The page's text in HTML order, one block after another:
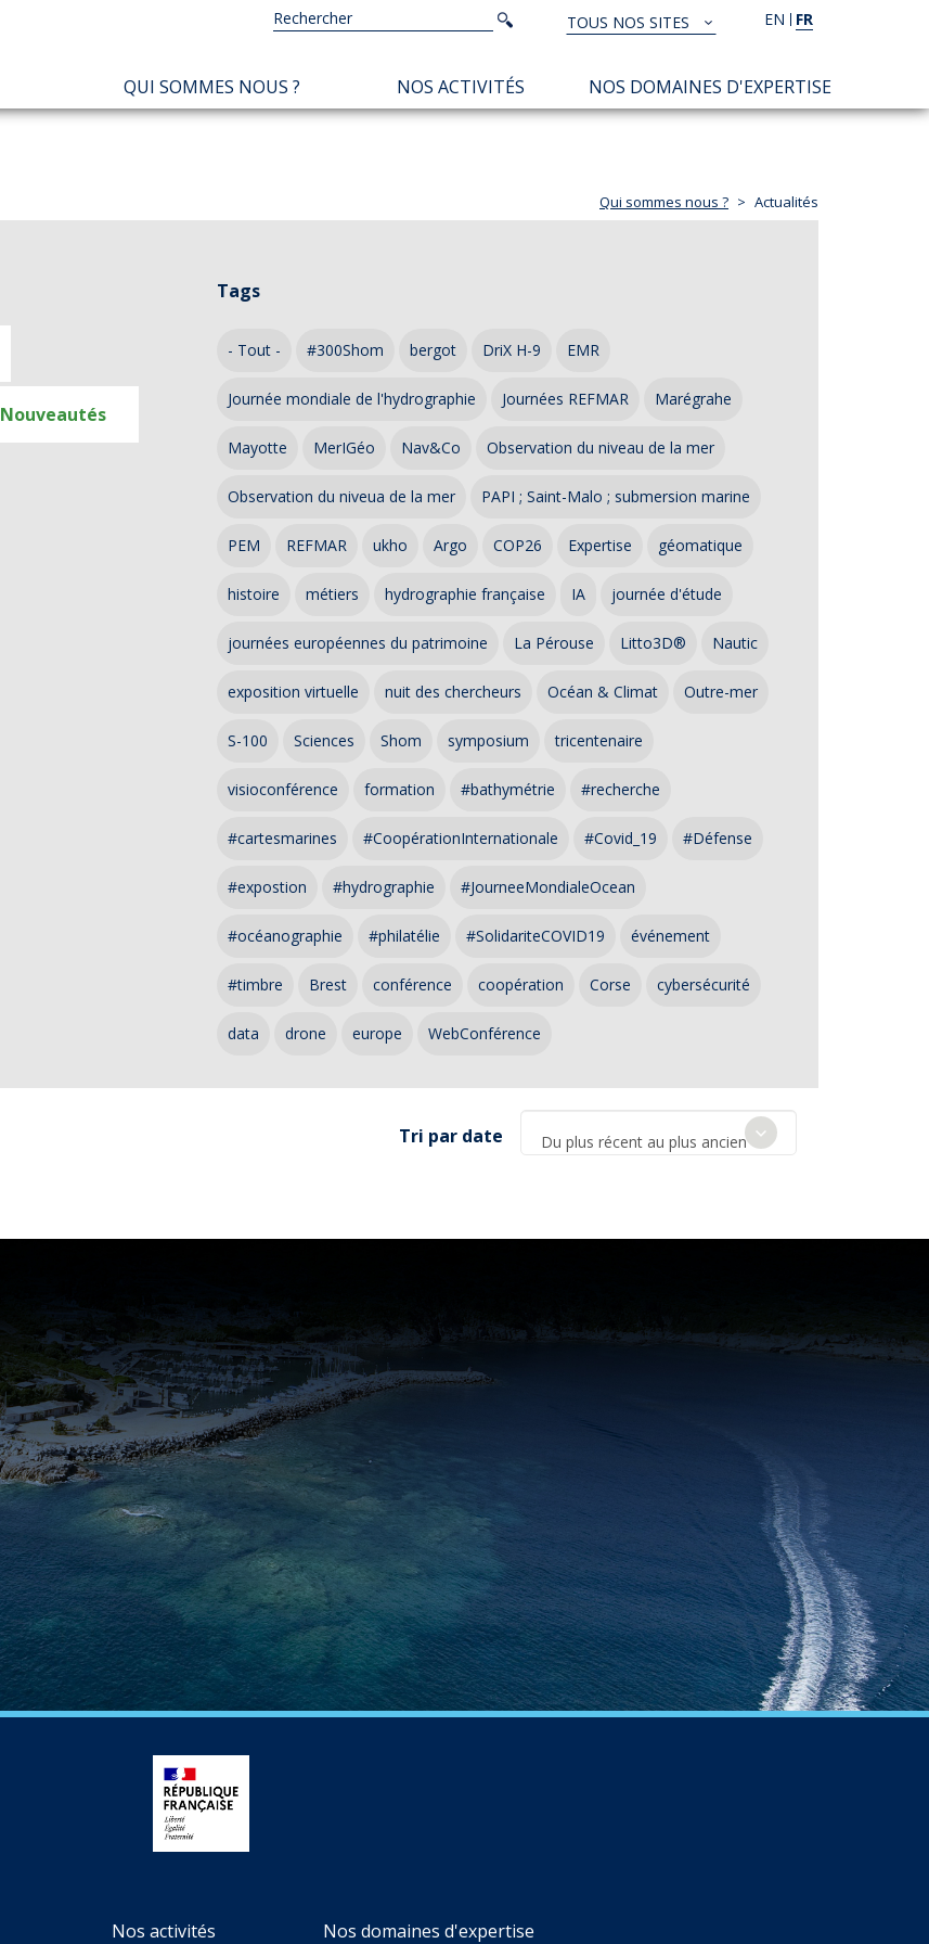
EN FR
TOUS
NOS
SITES
TOUS NOS SITES
Rechercher
Rechercher
NAVIGATION
PRINCIPALE
QUI SOMMES NOUS ? NOS ACTIVITÉS NOS DOMAINES D'EXPERTISE
Qui sommes nous ? Actualités
Nouveautés
Tags
- Tout - #300Shom bergot DriX H-9 EMR
Journée mondiale de l'hydrographie Journées REFMAR Marégrahe
Mayotte MerIGéo Nav&Co Observation du niveau de la mer
Observation du niveua de la mer PAPI ; Saint-Malo ; submersion marine
PEM REFMAR ukho Argo COP26 Expertise géomatique
histoire métiers hydrographie française IA journée d'étude
journées européennes du patrimoine La Pérouse Litto3D® Nautic
exposition virtuelle nuit des chercheurs Océan & Climat Outre-mer
S-100 Sciences Shom symposium tricentenaire
visioconférence formation #bathymétrie #recherche
#cartesmarines #CoopérationInternationale #Covid_19 #Défense
#expostion #hydrographie #JourneeMondialeOcean
#océanographie #philatélie #SolidariteCOVID19 événement
#timbre Brest conférence coopération Corse cybersécurité
data drone europe WebConférence
Tri par date Du plus récent au plus ancien
Nos activités Nos domaines d'expertise